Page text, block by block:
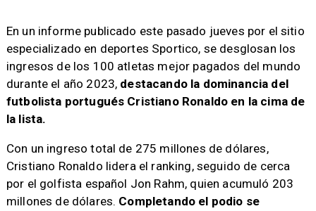
En un informe publicado este pasado jueves por el sitio
especializado en deportes Sportico, se desglosan los
ingresos de los 100 atletas mejor pagados del mundo
durante el año 2023, destacando la dominancia del
futbolista portugués Cristiano Ronaldo en la cima de
la lista.
​Con un ingreso total de 275 millones de dólares,
Cristiano Ronaldo lidera el ranking, seguido de cerca
por el golfista español Jon Rahm, quien acumuló 203
millones de dólares. Completando el podio se